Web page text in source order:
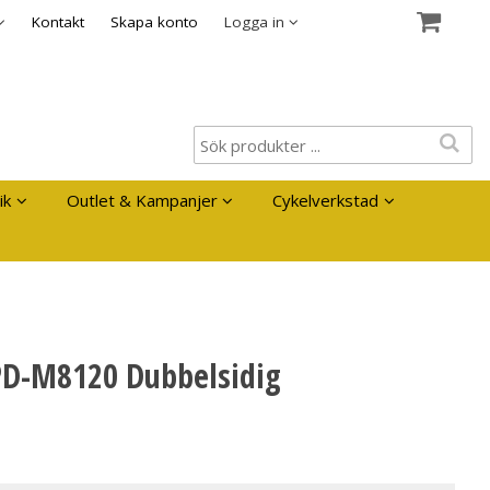
Kontakt Skapa konto Logga in
Outlet & Kampanjer
Cykelverkstad
M8120 Dubbelsidig